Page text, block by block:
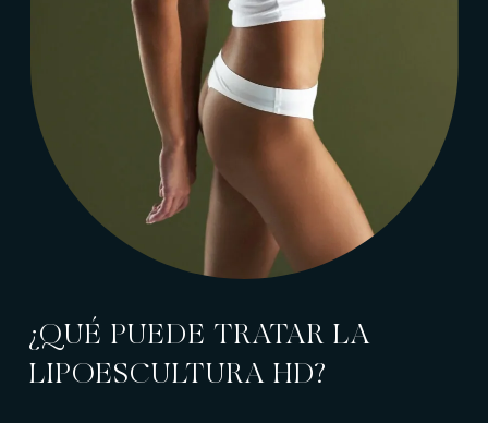
¿QUÉ PUEDE TRATAR LA
LIPOESCULTURA HD?